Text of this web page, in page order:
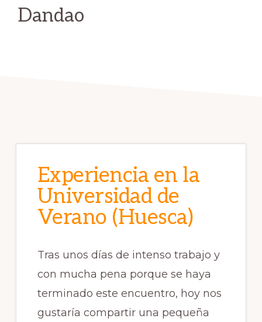
Dandao
Experiencia en la
Universidad de
Verano (Huesca)
Tras unos días de intenso trabajo y
con mucha pena porque se haya
terminado este encuentro, hoy nos
gustaría compartir una pequeña